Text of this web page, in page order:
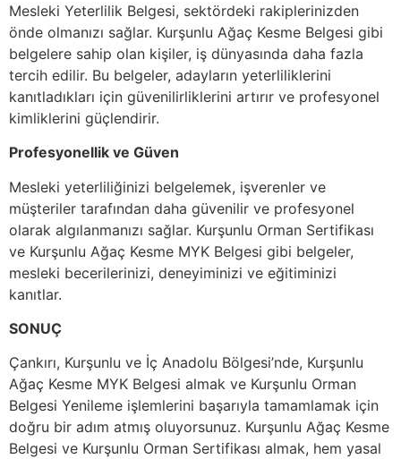
Mesleki Yeterlilik Belgesi, sektördeki rakiplerinizden
önde olmanızı sağlar. Kurşunlu Ağaç Kesme Belgesi gibi
belgelere sahip olan kişiler, iş dünyasında daha fazla
tercih edilir. Bu belgeler, adayların yeterliliklerini
kanıtladıkları için güvenilirliklerini artırır ve profesyonel
kimliklerini güçlendirir.
Profesyonellik ve Güven
Mesleki yeterliliğinizi belgelemek, işverenler ve
müşteriler tarafından daha güvenilir ve profesyonel
olarak algılanmanızı sağlar. Kurşunlu Orman Sertifikası
ve Kurşunlu Ağaç Kesme MYK Belgesi gibi belgeler,
mesleki becerilerinizi, deneyiminizi ve eğitiminizi
kanıtlar.
SONUÇ
Çankırı, Kurşunlu ve İç Anadolu Bölgesi’nde, Kurşunlu
Ağaç Kesme MYK Belgesi almak ve Kurşunlu Orman
Belgesi Yenileme işlemlerini başarıyla tamamlamak için
doğru bir adım atmış oluyorsunuz. Kurşunlu Ağaç Kesme
Belgesi ve Kurşunlu Orman Sertifikası almak, hem yasal